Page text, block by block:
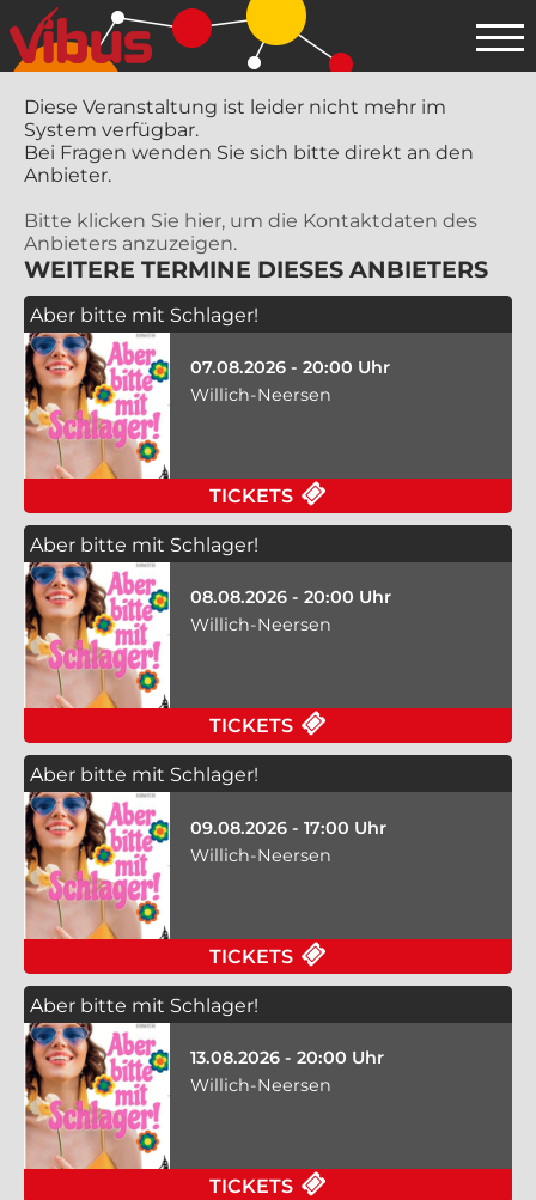
Diese Veranstaltung ist leider nicht mehr im
System verfügbar.
Bei Fragen wenden Sie sich bitte direkt an den
Anbieter.
Bitte klicken Sie hier, um die Kontaktdaten des
Anbieters anzuzeigen.
WEITERE TERMINE DIESES ANBIETERS
Aber bitte mit Schlager!
07.08.2026 - 20:00 Uhr
Willich-Neersen
TICKETS
Aber bitte mit Schlager!
08.08.2026 - 20:00 Uhr
Willich-Neersen
TICKETS
Aber bitte mit Schlager!
09.08.2026 - 17:00 Uhr
Willich-Neersen
TICKETS
Aber bitte mit Schlager!
13.08.2026 - 20:00 Uhr
Willich-Neersen
TICKETS